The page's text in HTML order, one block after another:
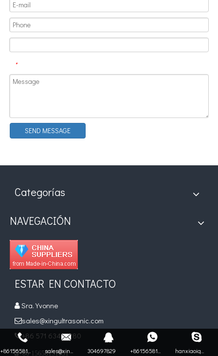
*
SEND MESSAGE
+86156581... sales@xin... 304697829 +86156581... hanxiaoiq...
Categorías
NAVEGACIÓN
ESTAR EN CONTACTO
 Sra. Yvonne
sales@xingultrasonic.com
+86 571 63481280
+86 15658151051